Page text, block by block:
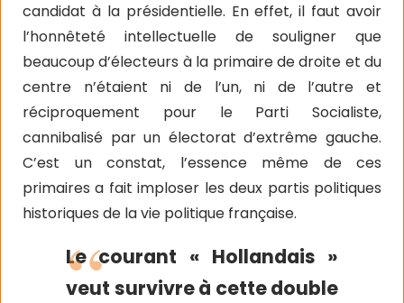
candidat à la présidentielle. En effet, il faut avoir
l’honnêteté intellectuelle de souligner que
beaucoup d’électeurs à la primaire de droite et du
centre n’étaient ni de l’un, ni de l’autre et
réciproquement pour le Parti Socialiste,
cannibalisé par un électorat d’extrême gauche.
C’est un constat, l’essence même de ces
primaires a fait imploser les deux partis politiques
historiques de la vie politique française.
Le courant « Hollandais »
veut survivre à cette double